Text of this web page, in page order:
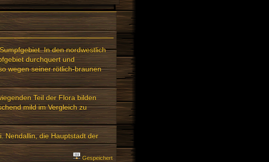
In den nordwestlich
durchquert und
wegen seiner rötlich-braunen
Teil der Flora bilden
mild im Vergleich zu
Nendallin, die Hauptstadt der
Gespeichert